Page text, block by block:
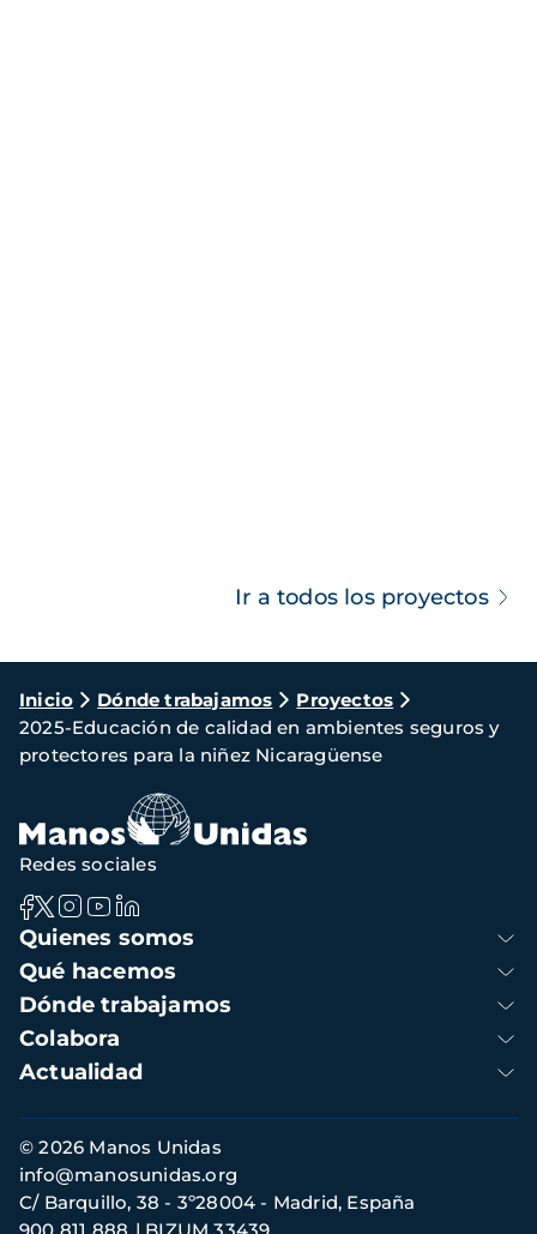
Ir a todos los proyectos
Ruta
de
navegación
Inicio Dónde trabajamos
Proyectos
2025-Educación de calidad en ambientes seguros y
protectores para la niñez Nicaragüense
Navegación
principal
Quienes somos
Qué hacemos
Dónde trabajamos
Colabora
Actualidad
Redes sociales
Información
de
contacto
© 2026 Manos Unidas
C/ Barquillo, 38 - 3º28004 - Madrid, España
info@manosunidas.org